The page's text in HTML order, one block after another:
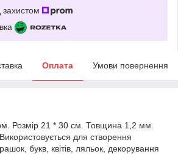
Оплата Умови повернення
Розмір 21 * 30 см. Товщина 1,2 мм.
для створення
букв, квітів, ляльок, декорування